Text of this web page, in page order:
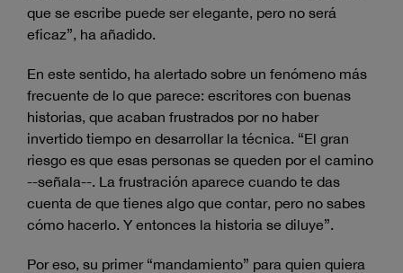
que se escribe puede ser elegante, pero no será
eficaz”, ha añadido.
En este sentido, ha alertado sobre un fenómeno más
frecuente de lo que parece: escritores con buenas
historias, que acaban frustrados por no haber
invertido tiempo en desarrollar la técnica. “El gran
riesgo es que esas personas se queden por el camino
--señala--. La frustración aparece cuando te das
cuenta de que tienes algo que contar, pero no sabes
cómo hacerlo. Y entonces la historia se diluye”.
Por eso, su primer “mandamiento” para quien quiera